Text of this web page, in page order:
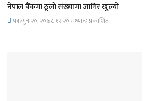
नेपाल बैंकमा ठूलो संख्यामा जागिर खुल्यो
फाल्गुन २०, २०७८ १२;२० मध्यान्ह प्रकाशित